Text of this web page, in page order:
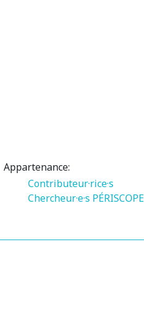
Appartenance:
Contributeur·rice·s
Chercheur·e·s PÉRISCOPE